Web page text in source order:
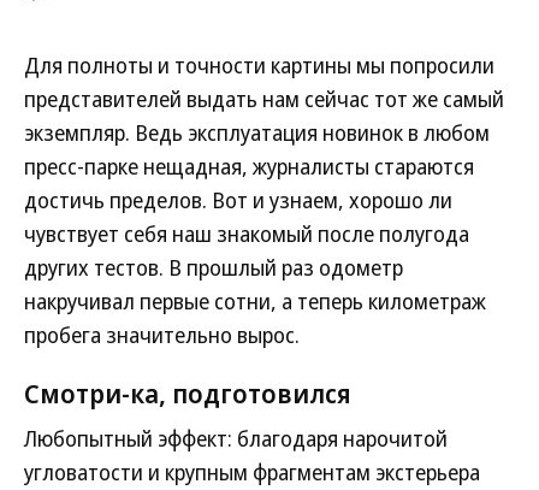
Для полноты и точности картины мы попросили
представителей выдать нам сейчас тот же самый
экземпляр. Ведь эксплуатация новинок в любом
пресс-парке нещадная, журналисты стараются
достичь пределов. Вот и узнаем, хорошо ли
чувствует себя наш знакомый после полугода
других тестов. В прошлый раз одометр
накручивал первые сотни, а теперь километраж
пробега значительно вырос.
Смотри-ка, подготовился
Любопытный эффект: благодаря нарочитой
угловатости и крупным фрагментам экстерьера